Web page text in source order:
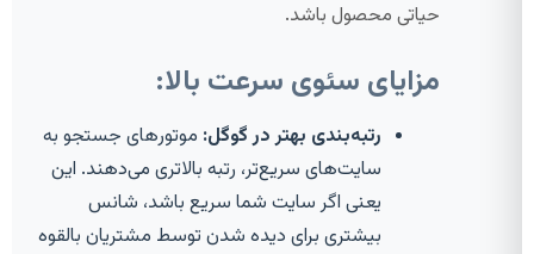
حیاتی محصول باشد.
مزایای سئوی سرعت بالا:
رتبه‌بندی بهتر در گوگل: موتورهای جستجو به
سایت‌های سریع‌تر، رتبه بالاتری می‌دهند. این
یعنی اگر سایت شما سریع باشد، شانس
بیشتری برای دیده شدن توسط مشتریان بالقوه